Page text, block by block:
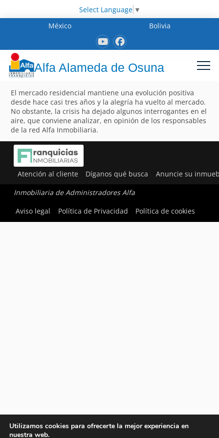
Select Language ▼
México
Bolivia
Alfa Alameda de Osuna
El mercado residencial mantiene una evolución positiva
desde hace casi tres años y la alegría ha vuelto al mercado.
No obstante, la crisis ha dejado algunos interrogantes en el
aire, que conviene analizar, en opinión de los responsables
de la red Alfa Inmobiliaria.
Atención al cliente Díganos qué busca Anuncie su
Inmobiliaria de Administradores Alfa
Aviso legal
Política de Privacidad Política de cookies
Utilizamos cookies para ofrecerte la mejor experiencia en
nuestra web.